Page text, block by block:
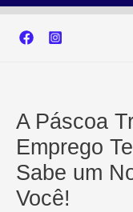
A Páscoa
Emprego
Sabe um
Você!